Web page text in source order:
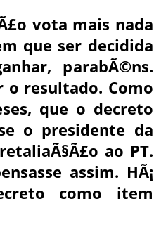
vota mais nada
que ser decidida
parabÃ©ns.
o resultado. Como
que o decreto
o presidente da
ao PT.
assim. HÃ¡
como item